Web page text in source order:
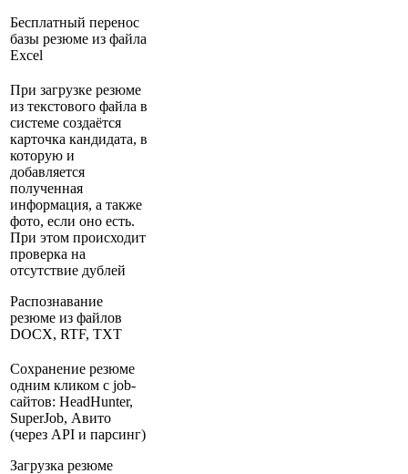
Бесплатный перенос
базы резюме из файла
Excel
При загрузке резюме
из текстового файла в
системе создаётся
карточка кандидата, в
которую и
добавляется
полученная
информация, а также
фото, если оно есть.
При этом происходит
проверка на
отсутствие дублей
Распознавание
резюме из файлов
DOCX, RTF, TXT
Сохранение резюме
одним кликом с job-
сайтов: HeadHunter,
SuperJob, Авито
(через API и парсинг)
Загрузка резюме